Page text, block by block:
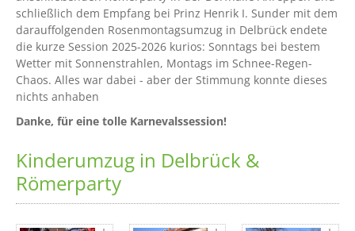
schließlich dem Empfang bei Prinz Henrik I. Sunder mit dem
darauffolgenden Rosenmontagsumzug in Delbrück endete
die kurze Session 2025-2026 kurios: Sonntags bei bestem
Wetter mit Sonnenstrahlen, Montags im Schnee-Regen-
Chaos. Alles war dabei - aber der Stimmung konnte dieses
nichts anhaben
Danke, für eine tolle Karnevalssession!
Kinderumzug in Delbrück &
Römerparty